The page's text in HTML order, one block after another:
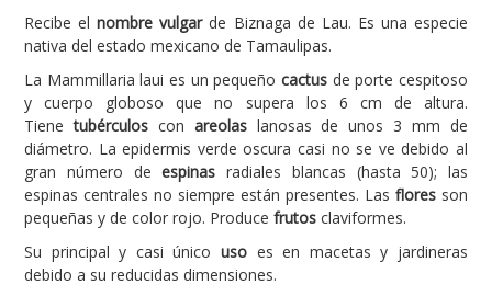
Recibe elnombre vulgarde Biznaga de Lau. Es una especie
nativa del estado mexicano de Tamaulipas.
La Mammillaria laui es un pequeño cactus de porte cespitoso
y cuerpo globoso que no supera los 6 cm de altura.
Tienetubérculoscon areolaslanosas de unos 3 mm de
diámetro. La epidermis verde oscura casi no se ve debido al
gran número deespinas radiales blancas (hasta 50); las
espinas centrales no siempre están presentes. Las flores son
pequeñas y de color rojo. Produce frutos claviformes.
Su principal y casi único uso es en macetas y jardineras
debido a su reducidas dimensiones.